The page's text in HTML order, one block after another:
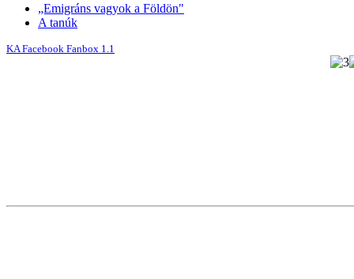
„Emigráns vagyok a Földön"
A tanúk
KA Facebook Fanbox 1.1